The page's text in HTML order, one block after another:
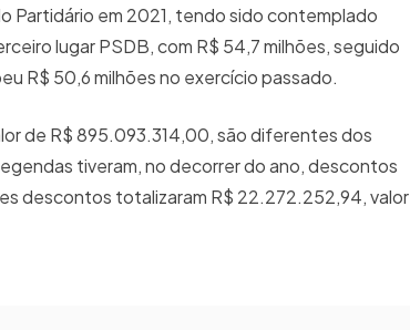
Partidário em 2021, tendo sido contemplado
lugar PSDB, com R$ 54,7 milhões, seguido
R$ 50,6 milhões no exercício passado.
de R$ 895.093.314,00, são diferentes dos
tiveram, no decorrer do ano, descontos
descontos totalizaram R$ 22.272.252,94, valor